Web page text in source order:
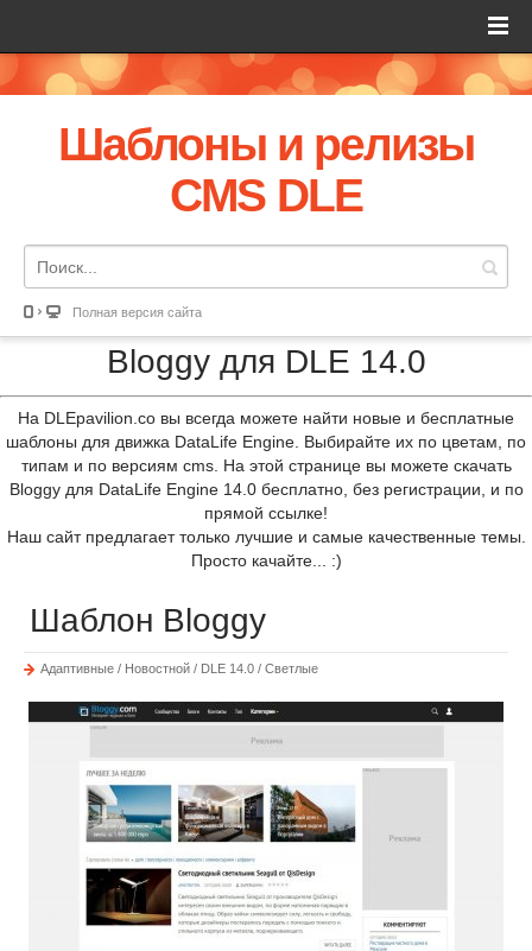
Шаблоны и релизы
CMS DLE
Полная версия сайта
Bloggy для DLE 14.0
На DLEpavilion.co вы всегда можете найти новые и бесплатные
шаблоны для движка DataLife Engine. Выбирайте их по цветам, по
типам и по версиям cms. На этой странице вы можете скачать
Bloggy для DataLife Engine 14.0 бесплатно, без регистрации, и по
прямой ссылке!
Наш сайт предлагает только лучшие и самые качественные темы.
Просто качайте... :)
Шаблон Bloggy
Адаптивные / Новостной / DLE 14.0 / Светлые